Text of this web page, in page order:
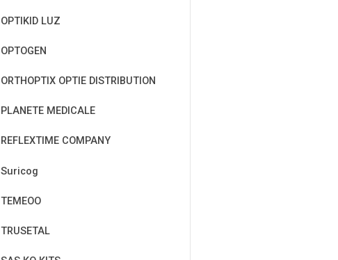
OPTIKID LUZ
OPTOGEN
ORTHOPTIX OPTIE DISTRIBUTION
PLANETE MEDICALE
REFLEXTIME COMPANY
Suricog
TEMEOO
TRUSETAL